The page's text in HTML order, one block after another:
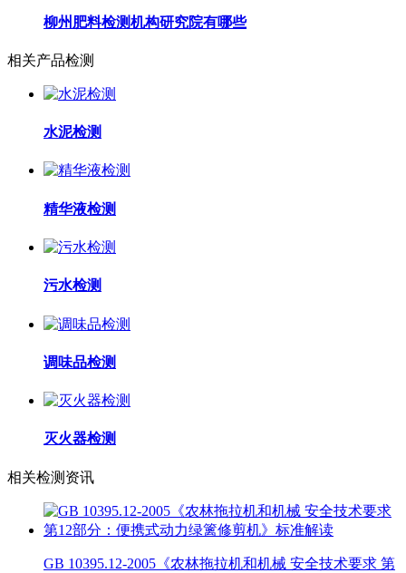
柳州肥料检测机构研究院有哪些
相关产品检测
水泥检测
精华液检测
污水检测
调味品检测
灭火器检测
相关检测资讯
GB 10395.12-2005《农林拖拉机和机械 安全技术要求 第